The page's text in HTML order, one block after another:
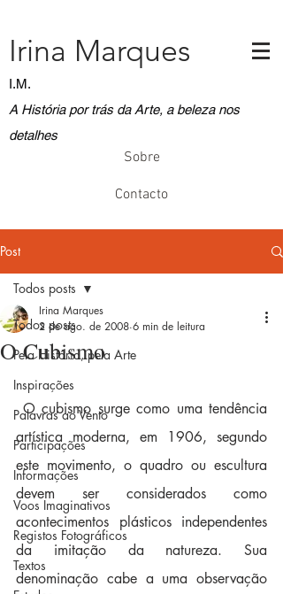
A História por trás da Arte, a beleza nos
detalhes
Irina Marques
I.M.
Sobre
Contacto
Post
Todos posts
Pela História, pela Arte
Inspirações
Palavras ao Vento
Participações
Informações
Voos Imaginativos
Registos Fotográficos
Textos
Todos posts
O Cubismo
Irina Marques
2 de ago. de 2008 6 min de leitura
O cubismo surge como uma tendência
artística moderna, em 1906, segundo
este movimento, o quadro ou escultura
devem ser considerados como
acontecimentos plásticos independentes
da imitação da natureza. Sua
denominação cabe a uma observação